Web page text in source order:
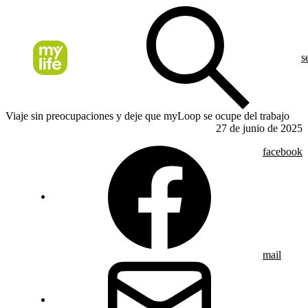
Viaje sin preocupaciones y deje que myLoop se ocupe del trabajo
27 de junio de 2025
facebook
mail